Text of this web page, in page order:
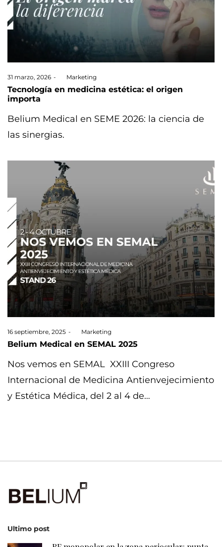
Posted
on
31 marzo, 2026 Marketing
Tecnología en medicina estética: el origen
importa
Belium Medical en SEME 2026: la ciencia de
las sinergias.
Posted
on
16 septiembre, 2025 Marketing
Belium Medical en SEMAL 2025
Nos vemos en SEMAL XXIII Congreso
Internacional de Medicina Antienvejecimiento
y Estética Médica, del 2 al 4 de…
Ultimo post